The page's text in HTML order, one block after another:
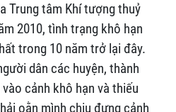
Trung tâm Khí tượng thuỷ
2010, tình trạng khô hạn
trong 10 năm trở lại đây.
dân các huyện, thành
cảnh khô hạn và thiếu
oằn mình chịu đựng cảnh